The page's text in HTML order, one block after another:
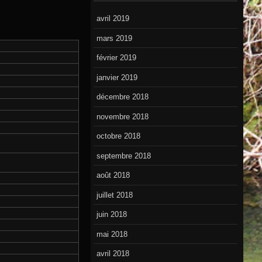
avril 2019
mars 2019
février 2019
janvier 2019
décembre 2018
novembre 2018
octobre 2018
septembre 2018
août 2018
juillet 2018
juin 2018
mai 2018
avril 2018